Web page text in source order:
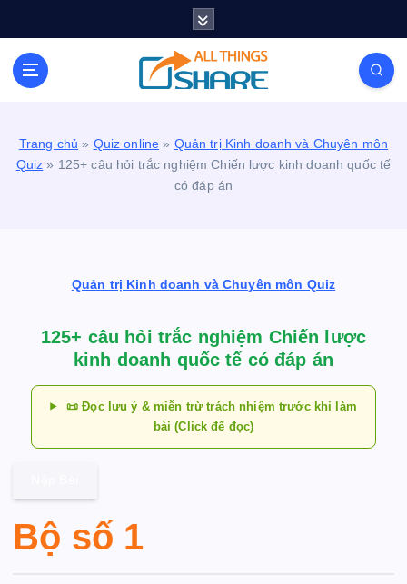
Personal Blog | Knowledge | Technology | Tips |
Pets | Life
Trang chủ » Quiz online » Quản trị Kinh doanh và Chuyên môn
Quiz » 125+ câu hỏi trắc nghiệm Chiến lược kinh doanh quốc tế
có đáp án
Quản trị Kinh doanh và Chuyên môn Quiz
125+ câu hỏi trắc nghiệm Chiến lược
kinh doanh quốc tế có đáp án
📜 Đọc lưu ý & miễn trừ trách nhiệm trước khi làm
bài (Click để đọc)
Bộ số 1